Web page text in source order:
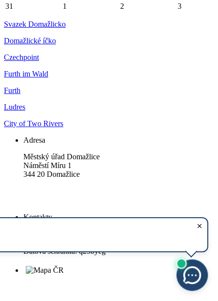
31
1 2 3
Svazek Domažlicko
Domažlické íčko
Czechpoint
Furth im Wald
Furth
Ludres
City of Two Rivers
Adresa
Městský úřad Domažlice
Náměstí Míru 1
344 20 Domažlice
Kontakty
Datová schránka: q25byeg